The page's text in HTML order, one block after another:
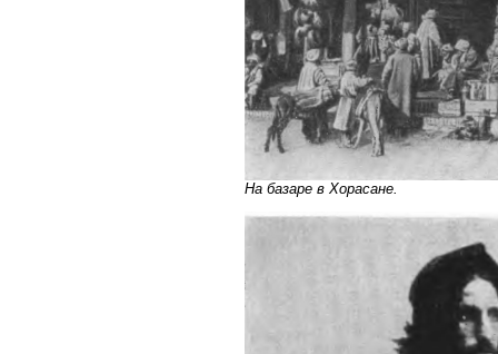
На базаре в Хорасане.